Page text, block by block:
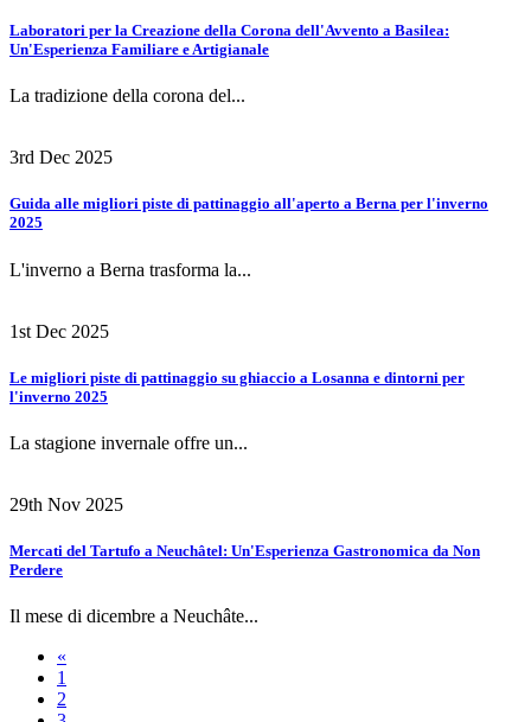
Laboratori per la Creazione della Corona dell'Avvento a Basilea:
Un'Esperienza Familiare e Artigianale
La tradizione della corona del...
3rd Dec 2025
Guida alle migliori piste di pattinaggio all'aperto a Berna per l'inverno
2025
L'inverno a Berna trasforma la...
1st Dec 2025
Le migliori piste di pattinaggio su ghiaccio a Losanna e dintorni per
l'inverno 2025
La stagione invernale offre un...
29th Nov 2025
Mercati del Tartufo a Neuchâtel: Un'Esperienza Gastronomica da Non
Perdere
Il mese di dicembre a Neuchâte...
«
1
2